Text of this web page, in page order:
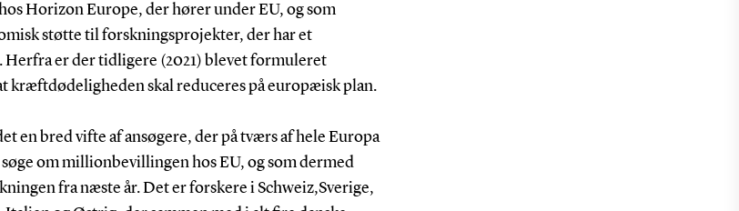
Horizon Europe, der hører under EU, og som
støtte til forskningsprojekter, der har et
er der tidligere (2021) blevet formuleret
kræftdødeligheden skal reduceres på europæisk plan.
en bred vifte af ansøgere, der på tværs af hele Europa
om millionbevillingen hos EU, og som dermed
fra næste år. Det er forskere i Schweiz,Sverige,